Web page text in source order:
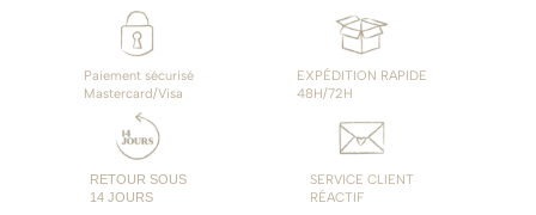
Paiement sécurisé
Mastercard/Visa
EXPÉDITION RAPIDE
48H/72H
RETOUR SOUS
14 JOURS
SERVICE CLIENT
RÉACTIF